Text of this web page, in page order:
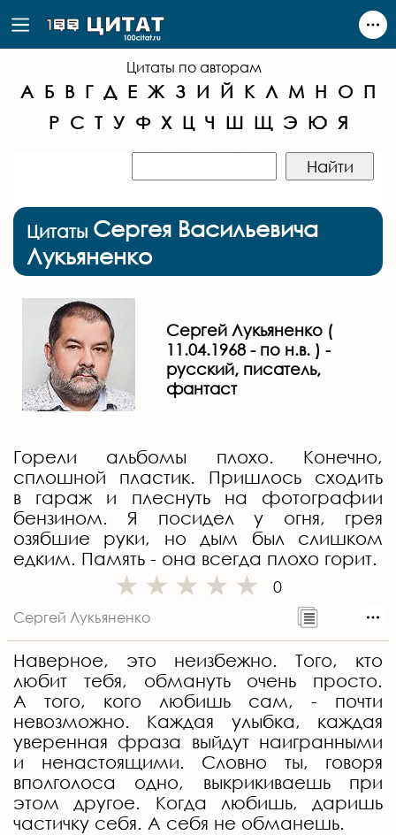
Цитаты по авторам
А Б В Г Д Е Ж З И Й К Л М Н О П
Р С Т У Ф Х Ц Ч Ш Щ Э Ю Я
Цитаты Сергея Васильевича
Лукьяненко
Сергей Лукьяненко (
11.04.1968 - по н.в. ) -
русский, писатель,
фантаст
Горели альбомы плохо. Конечно,
сплошной пластик. Пришлось сходить
в гараж и плеснуть на фотографии
бензином. Я посидел у огня, грея
озябшие руки, но дым был слишком
едким. Память - она всегда плохо горит.
0
Сергей Лукьяненко
Наверное, это неизбежно. Того, кто
любит тебя, обмануть очень просто.
А того, кого любишь сам, - почти
невозможно. Каждая улыбка, каждая
уверенная фраза выйдут наигранными
и ненастоящими. Словно ты, говоря
вполголоса одно, выкрикиваешь при
этом другое. Когда любишь, даришь
частичку себя. А себя не обманешь.